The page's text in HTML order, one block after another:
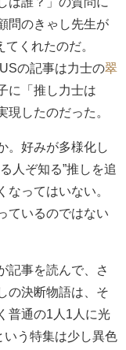
問のきゃし先生が
くれたのだ。
の記事は力士の翠
に「推し力士は
現したのだった。
。好みが多様化し
人ぞ知る”推しを追
なってはいない。
ているのではない
記事を読んで、さ
の決断物語は、そ
普通の1人1人に光
う特集は少し異色